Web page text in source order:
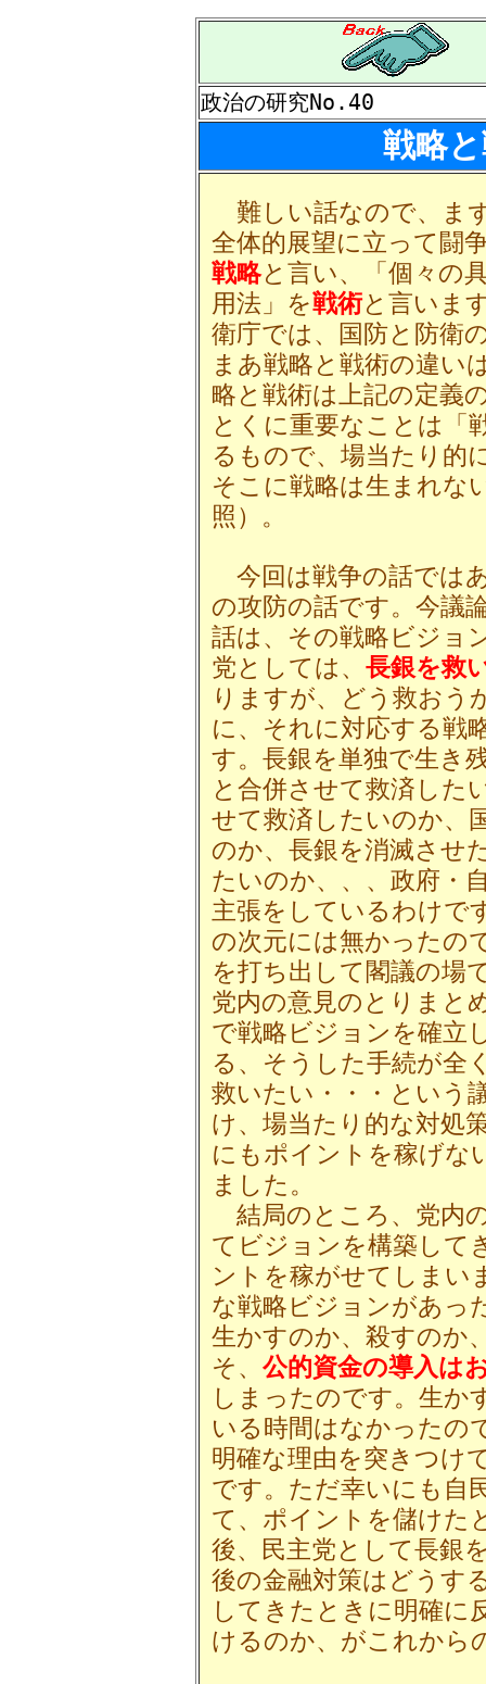
政治の研究No.40
戦略
難しい話なので、ま
全体的展望に立って闘
戦略と言い、「個々の
用法」を戦術と言いま
衛庁では、国防と防衛
まあ戦略と戦術の違い
略と戦術は上記の定義
とくに重要なことは「
るもので、場当たり的
そこに戦略は生まれな
照）。
今回は戦争の話では
の攻防の話です。今議
話は、その戦略ビジョ
党としては、 長銀を救
りますが、どう救おう
に、それに対応する戦
す。長銀を単独で生き
と合併させて救済した
せて救済したいのか、
のか、長銀を消滅させ
たいのか、、、政府・
主張をしているわけで
の次元には無かったの
を打ち出して閣議の場
党内の意見のとりまと
で戦略ビジョンを確立
る、そうした手続が全
救いたい・・・という
け、場当たり的な対処
にもポイントを稼げな
ました。
結局のところ、党内
てビジョンを構築して
ントを稼がせてしまい
な戦略ビジョンがあっ
生かすのか、殺すのか
そ、 公的資金の導入は
しまったのです。生か
いる時間はなかったの
明確な理由を突きつけ
です。ただ幸いにも自
て、ポイントを儲けた
後、民主党として長銀
後の金融対策はどうす
してきたときに明確に
けるのか、がこれから